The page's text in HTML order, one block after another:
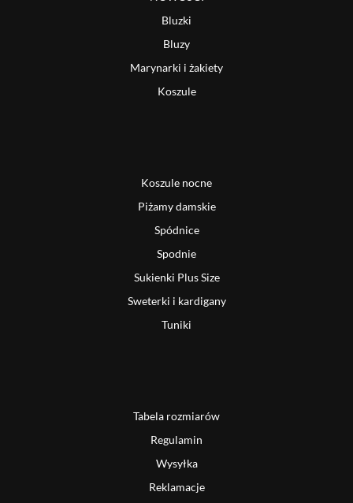
Bluzki
Bluzy
Marynarki i żakiety
Koszule
Koszule nocne
Piżamy damskie
Spódnice
Spodnie
Sukienki Plus Size
Sweterki i kardigany
Tuniki
Tabela rozmiarów
Regulamin
Wysyłka
Reklamacje